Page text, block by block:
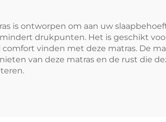
is ontworpen om aan uw
drukpunten. Het is geschikt
vinden met deze matras. De
van deze matras en de rust die